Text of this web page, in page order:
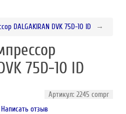
DALGAKIRAN DVK 75D-10 ID
75D-10 ID
Артикул: 2245 compr
Написать отзыв